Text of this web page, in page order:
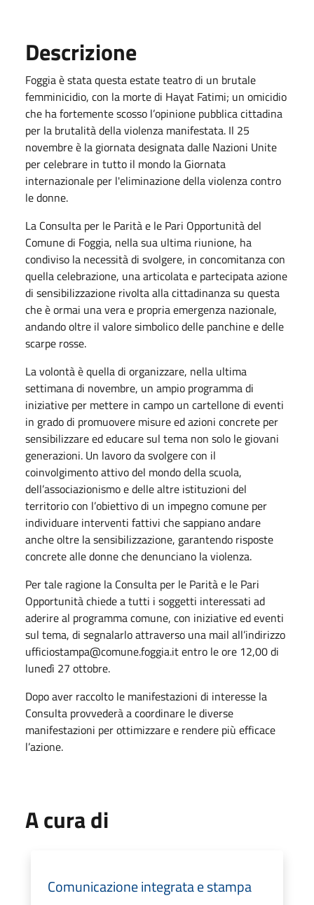
Descrizione
Foggia è stata questa estate teatro di un brutale
femminicidio, con la morte di Hayat Fatimi; un omicidio
che ha fortemente scosso l’opinione pubblica cittadina
per la brutalità della violenza manifestata. Il 25
novembre è la giornata designata dalle Nazioni Unite
per celebrare in tutto il mondo la Giornata
internazionale per l'eliminazione della violenza contro
le donne.
La Consulta per le Parità e le Pari Opportunità del
Comune di Foggia, nella sua ultima riunione, ha
condiviso la necessità di svolgere, in concomitanza con
quella celebrazione, una articolata e partecipata azione
di sensibilizzazione rivolta alla cittadinanza su questa
che è ormai una vera e propria emergenza nazionale,
andando oltre il valore simbolico delle panchine e delle
scarpe rosse.
La volontà è quella di organizzare, nella ultima
settimana di novembre, un ampio programma di
iniziative per mettere in campo un cartellone di eventi
in grado di promuovere misure ed azioni concrete per
sensibilizzare ed educare sul tema non solo le giovani
generazioni. Un lavoro da svolgere con il
coinvolgimento attivo del mondo della scuola,
dell’associazionismo e delle altre istituzioni del
territorio con l’obiettivo di un impegno comune per
individuare interventi fattivi che sappiano andare
anche oltre la sensibilizzazione, garantendo risposte
concrete alle donne che denunciano la violenza.
Per tale ragione la Consulta per le Parità e le Pari
Opportunità chiede a tutti i soggetti interessati ad
aderire al programma comune, con iniziative ed eventi
sul tema, di segnalarlo attraverso una mail all’indirizzo
ufficiostampa@comune.foggia.it entro le ore 12,00 di
lunedì 27 ottobre.
Dopo aver raccolto le manifestazioni di interesse la
Consulta provvederà a coordinare le diverse
manifestazioni per ottimizzare e rendere più efficace
l’azione.
A cura di
Comunicazione integrata e stampa